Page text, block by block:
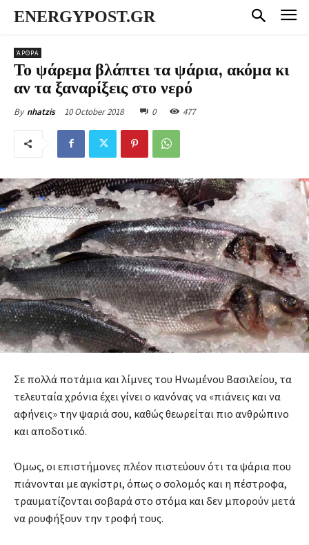
ENERGYPOST.GR
ΆΡΘΡΑ
Το ψάρεμα βλάπτει τα ψάρια, ακόμα κι
αν τα ξαναρίξεις στο νερό
By nhatzis 10 October 2018 0 477
Σε πολλά ποτάμια και λίμνες του Ηνωμένου Βασιλείου, τα
τελευταία χρόνια έχει γίνει ο κανόνας να «πιάνεις και να
αφήνεις» την ψαριά σου, καθώς θεωρείται πιο ανθρώπινο
και αποδοτικό.
Όμως, οι επιστήμονες πλέον πιστεύουν ότι τα ψάρια που
πιάνονται με αγκίστρι, όπως ο σολομός και η πέστροφα,
τραυματίζονται σοβαρά στο στόμα και δεν μπορούν μετά
να ρουφήξουν την τροφή τους.